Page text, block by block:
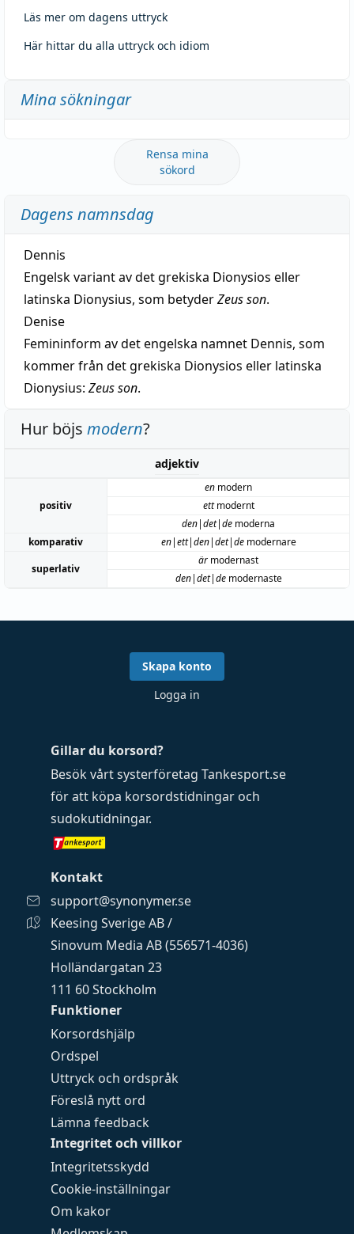
Läs mer om dagens uttryck
Här hittar du alla uttryck och idiom
Mina sökningar
Rensa mina
sökord
Dagens namnsdag
Dennis
Engelsk variant av det grekiska Dionysios eller
latinska Dionysius, som betyderZeus son.
Denise
Femininform av det engelska namnet Dennis, som
kommer från det grekiska Dionysios eller latinska
Dionysius: Zeus son.
Hur böjs modern?
adjektiv
positiv
en modern
ettmodernt
den|det|de moderna
komparativ
en|ett|den|det|demodernare
superlativ
är modernast
den|det|demodernaste
Funktioner
Korsordshjälp
Ordspel
Uttryck och ordspråk
Föreslå nytt ord
Lämna feedback
Integritet och villkor
Integritetsskydd
Cookie-inställningar
Om kakor
Gillar du korsord?
Besök vårt systerföretag Tankesport.se
för att köpa korsordstidningar och
sudokutidningar.
Kontakt
support@synonymer.se
Keesing Sverige AB /
Sinovum Media AB (556571-4036)
Holländargatan 23
111 60 Stockholm
Skapa konto
Logga in